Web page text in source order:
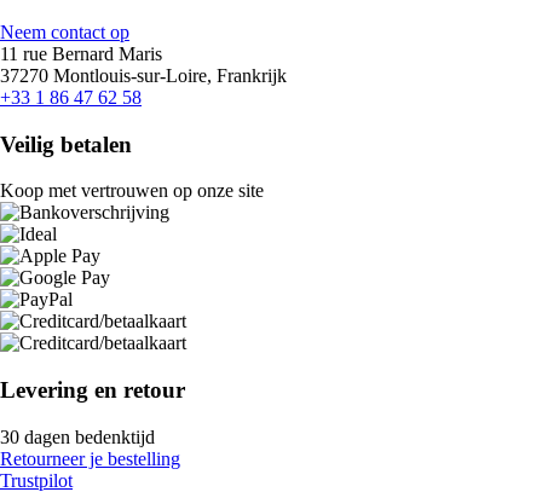
Neem contact op
11 rue Bernard Maris
37270 Montlouis-sur-Loire, Frankrijk
+33 1 86 47 62 58
Veilig betalen
Koop met vertrouwen op onze site
Levering en retour
30 dagen bedenktijd
Retourneer je bestelling
Trustpilot